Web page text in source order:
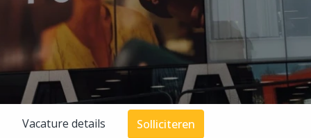
Vacature details Solliciteren